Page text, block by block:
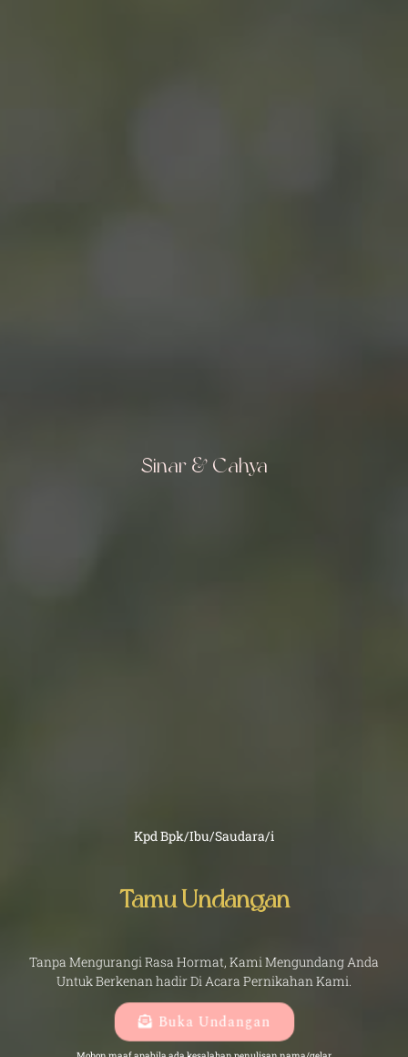
Sinar & Cahya
Kpd Bpk/Ibu/Saudara/i
Tamu Undangan
Tanpa Mengurangi Rasa Hormat, Kami Mengundang Anda
Untuk Berkenan hadir Di Acara Pernikahan Kami.
Buka Undangan